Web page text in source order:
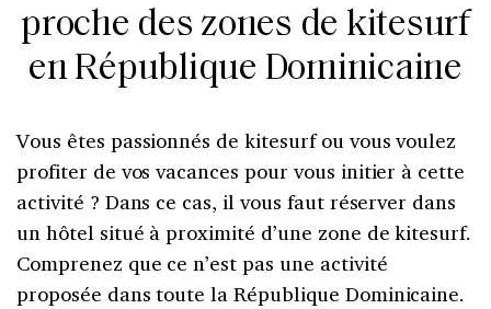
proche des zones de kitesurf
en République Dominicaine
Vous êtes passionnés de kitesurf ou vous voulez
profiter de vos vacances pour vous initier à cette
activité ? Dans ce cas, il vous faut réserver dans
un hôtel situé à proximité d’une zone de kitesurf.
Comprenez que ce n’est pas une activité
proposée dans toute la République Dominicaine.